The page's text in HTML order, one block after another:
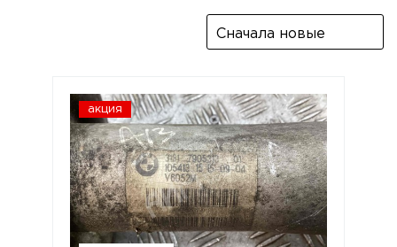
Сначала новые
акция